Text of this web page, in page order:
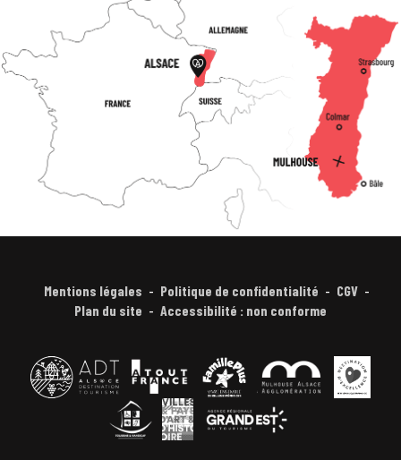
Mentions légales Politique de confidentialité
CGV
Plan du site
Accessibilité : non conforme